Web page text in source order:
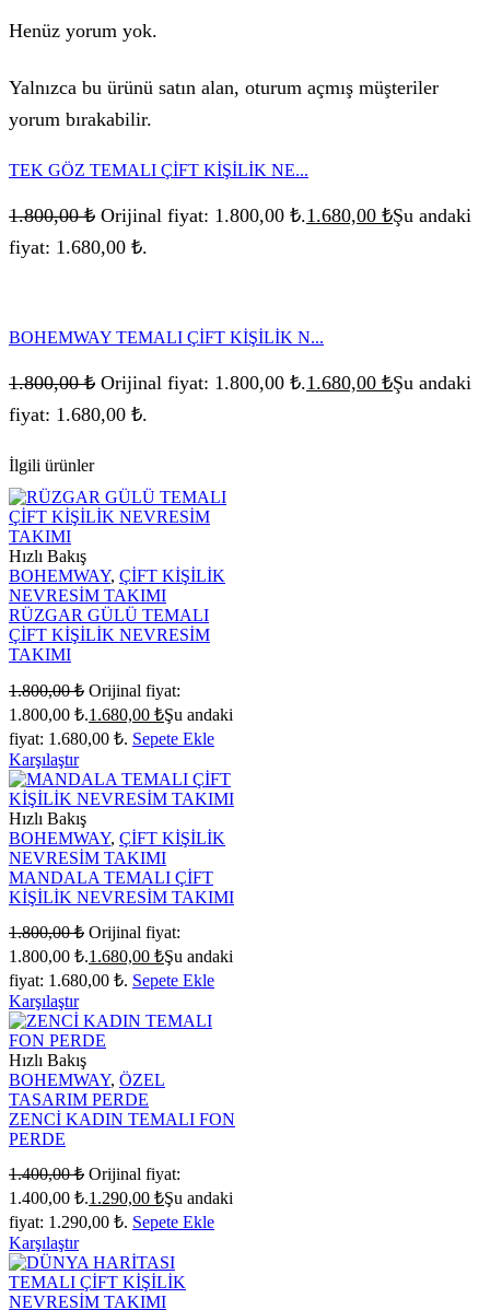
Henüz yorum yok.
Yalnızca bu ürünü satın alan, oturum açmış müşteriler
yorum bırakabilir.
TEK GÖZ TEMALI ÇİFT KİŞİLİK NE...
1.800,00₺ Orijinal fiyat: 1.800,00 ₺.1.680,00 ₺Şu andaki
fiyat: 1.680,00 ₺.
BOHEMWAY TEMALI ÇİFT KİŞİLİK N...
1.800,00₺ Orijinal fiyat: 1.800,00 ₺.1.680,00 ₺Şu andaki
fiyat: 1.680,00 ₺.
İlgili ürünler
Hızlı Bakış
BOHEMWAY, ÇİFT KİŞİLİK
NEVRESİM TAKIMI
RÜZGAR GÜLÜ TEMALI
ÇİFT KİŞİLİK NEVRESİM
TAKIMI
1.800,00₺ Orijinal fiyat:
1.800,00 ₺.1.680,00 ₺Şu andaki
fiyat: 1.680,00 ₺. Sepete Ekle
Karşılaştır
Hızlı Bakış
BOHEMWAY, ÇİFT KİŞİLİK
NEVRESİM TAKIMI
MANDALA TEMALI ÇİFT
KİŞİLİK NEVRESİM TAKIMI
1.800,00₺ Orijinal fiyat:
1.800,00 ₺.1.680,00 ₺Şu andaki
fiyat: 1.680,00 ₺. Sepete Ekle
Karşılaştır
Hızlı Bakış
BOHEMWAY, ÖZEL
TASARIM PERDE
ZENCİ KADIN TEMALI FON
PERDE
1.400,00₺ Orijinal fiyat:
1.400,00 ₺.1.290,00 ₺Şu andaki
fiyat: 1.290,00 ₺. Sepete Ekle
Karşılaştır